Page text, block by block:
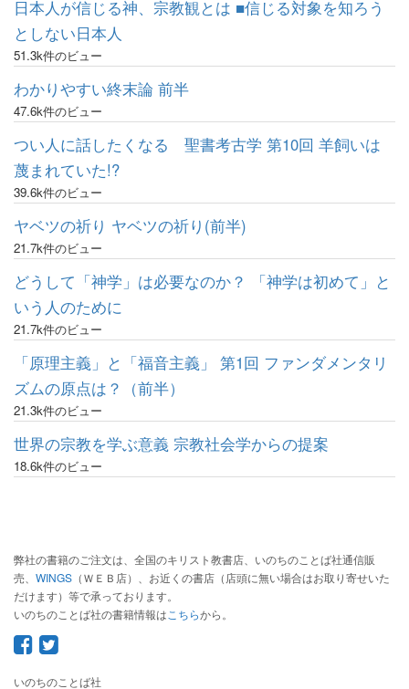
日本人が信じる神、宗教観とは ■信じる対象を知ろう
としない日本人
51.3k件のビュー
わかりやすい終末論 前半
47.6k件のビュー
つい人に話したくなる 聖書考古学 第10回 羊飼いは
蔑まれていた!?
39.6k件のビュー
ヤベツの祈り ヤベツの祈り(前半)
21.7k件のビュー
どうして「神学」は必要なのか？ 「神学は初めて」と
いう人のために
21.7k件のビュー
「原理主義」と「福音主義」 第1回 ファンダメンタリ
ズムの原点は？（前半）
21.3k件のビュー
世界の宗教を学ぶ意義 宗教社会学からの提案
18.6k件のビュー
弊社の書籍のご注文は、全国のキリスト教書店、いのちのことば社通信販
売、 WINGS （ＷＥＢ店）、お近くの書店（店頭に無い場合はお取り寄せいた
だけます）等で承っております。
いのちのことば社の書籍情報は こちらから。
いのちのことば社